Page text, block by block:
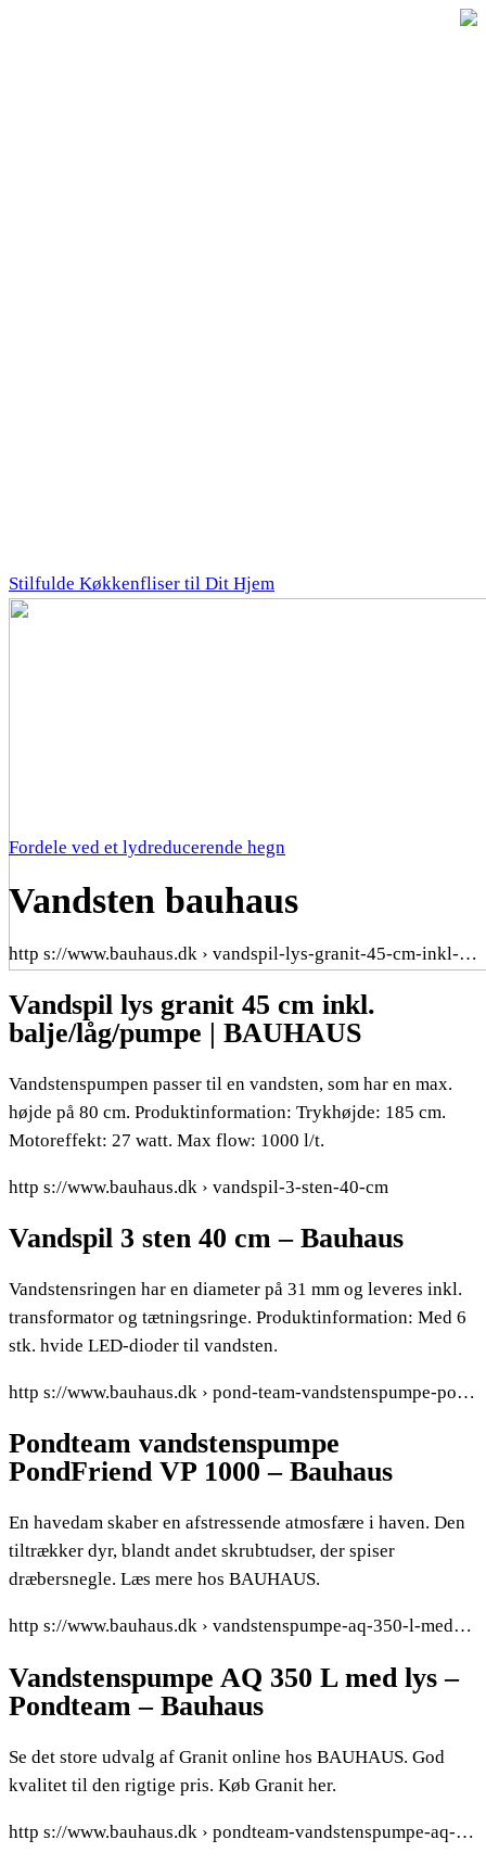
Stilfulde Køkkenfliser til Dit Hjem
Fordele ved et lydreducerende hegn
Vandsten bauhaus
http s://www.bauhaus.dk › vandspil-lys-granit-45-cm-inkl-…
Vandspil lys granit 45 cm inkl.
balje/låg/pumpe | BAUHAUS
Vandstenspumpen passer til en vandsten, som har en max.
højde på 80 cm. Produktinformation: Trykhøjde: 185 cm.
Motoreffekt: 27 watt. Max flow: 1000 l/t.
http s://www.bauhaus.dk › vandspil-3-sten-40-cm
Vandspil 3 sten 40 cm – Bauhaus
Vandstensringen har en diameter på 31 mm og leveres inkl.
transformator og tætningsringe. Produktinformation: Med 6
stk. hvide LED-dioder til vandsten.
http s://www.bauhaus.dk › pond-team-vandstenspumpe-po…
Pondteam vandstenspumpe
PondFriend VP 1000 – Bauhaus
En havedam skaber en afstressende atmosfære i haven. Den
tiltrækker dyr, blandt andet skrubtudser, der spiser
dræbersnegle. Læs mere hos BAUHAUS.
http s://www.bauhaus.dk › vandstenspumpe-aq-350-l-med…
Vandstenspumpe AQ 350 L med lys –
Pondteam – Bauhaus
Se det store udvalg af Granit online hos BAUHAUS. God
kvalitet til den rigtige pris. Køb Granit her.
http s://www.bauhaus.dk › pondteam-vandstenspumpe-aq-…